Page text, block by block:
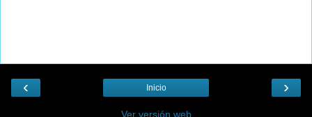
‹ ›
Inicio
Ver versión web